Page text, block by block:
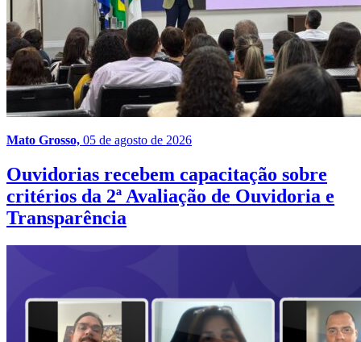
Mato Grosso, 05 de agosto de 2026
Ouvidorias recebem capacitação sobre
critérios da 2ª Avaliação de Ouvidoria e
Transparência